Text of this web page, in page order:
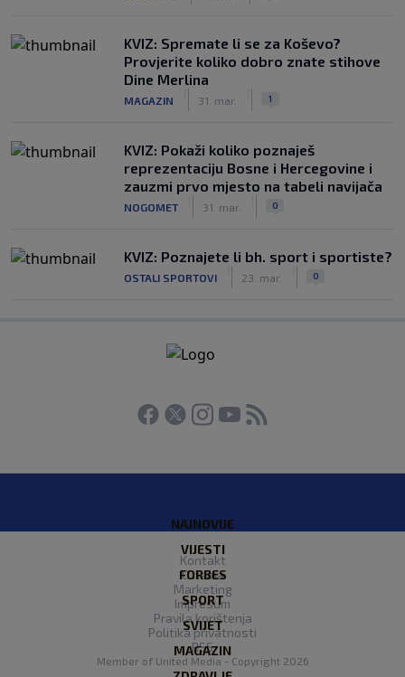
KVIZ: Spremate li se za Koševo?
Provjerite koliko dobro znate stihove
Dine Merlina
MAGAZIN 31. mar. 1
KVIZ: Pokaži koliko poznaješ
reprezentaciju Bosne i Hercegovine i
zauzmi prvo mjesto na tabeli navijača
NOGOMET 31. mar. 0
KVIZ: Poznajete li bh. sport i sportiste?
OSTALI SPORTOVI 23. mar. 0
NAJNOVIJE
VIJESTI
FORBES
SPORT
SVIJET
MAGAZIN
Kontakt
O nama
Marketing
Impresum
Pravila korištenja
Politika privatnosti
RSS
Member of United Media - Copyright 2026